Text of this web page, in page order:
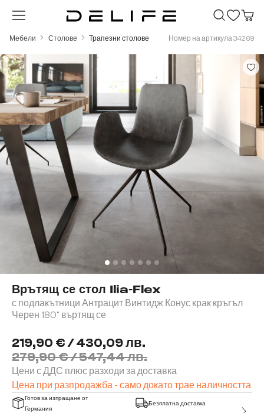
Преминете към основното съдържание
Мебели Столове Трапезни столове Номер на артикула 34269
Врътящ се стол Ilia-Flex
с подлакътници Антрацит Винтидж Конус крак кръгъл
Черен 180° въртящ се
219,90 € / 430,09 лв.
279,90 € / 547,44 лв.
Цени с ДДС плюс разходи за доставка
Цена при разпродажба - само докато трае наличността
Готов за изпращане от
Германия
Безплатна доставка
Пропуснете галерия с изображения